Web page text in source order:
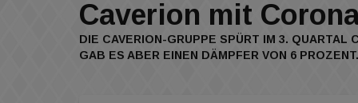
Caverion mit
DIE CAVERION-GRUPPE SPÜRT IM 3. QUARTAL
GAB ES ABER EINEN DÄMPFER VON 6